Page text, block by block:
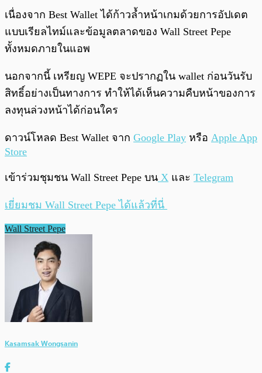
เนื่องจาก Best Wallet ได้ก้าวล้ำหน้าเกมด้วยการอัปเดต
แบบเรียลไทม์และข้อมูลตลาดของ Wall Street Pepe
ทั้งหมดภายในแอพ
นอกจากนี้ เหรียญ WEPE จะปรากฏใน wallet ก่อนวันรับ
สิทธิ์อย่างเป็นทางการ ทำให้ได้เห็นความคืบหน้าของการ
ลงทุนล่วงหน้าได้ก่อนใคร
ดาวน์โหลด Best Wallet จาก Google Play หรือ Apple App
Store
เข้าร่วมชุมชน Wall Street Pepe บน X และ Telegram
เยี่ยมชม Wall Street Pepe ได้แล้วที่นี่
Wall Street Pepe
Kasamsak Wongsanin